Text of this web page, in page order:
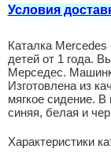
Условия
Каталка
детей от 1 года.
Мерседес.
Изготовлена из
мягкое сидение. В
синяя, белая и
Характеристики